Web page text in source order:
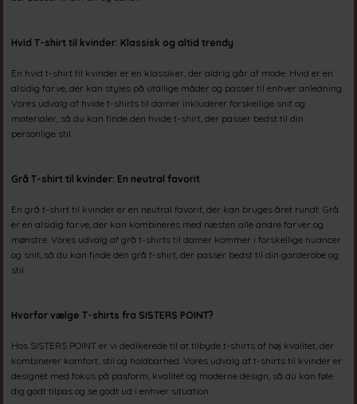
Hvid T-shirt til kvinder: Klassisk og altid trendy
En hvid t-shirt til kvinder er en klassiker, der aldrig går af mode. Hvid er en
alsidig farve, der kan styles på utallige måder og passer til enhver anledning.
Vores udvalg af hvide t-shirts til damer inkluderer forskellige snit og
materialer, så du kan finde den hvide t-shirt, der passer bedst til din
personlige stil.
Grå T-shirt til kvinder: En neutral favorit
En grå t-shirt til kvinder er en neutral favorit, der kan bruges året rundt. Grå
er en alsidig farve, der kan kombineres med næsten alle andre farver og
mønstre. Vores udvalg af grå t-shirts til damer kommer i forskellige nuancer
og snit, så du kan finde den grå t-shirt, der passer bedst til din garderobe og
stil.
Hvorfor vælge T-shirts fra SISTERS POINT?
Hos SISTERS POINT er vi dedikerede til at tilbyde t-shirts af høj kvalitet, der
kombinerer komfort, stil og holdbarhed. Vores udvalg af t-shirts til kvinder er
designet med fokus på pasform, kvalitet og moderne design, så du kan føle
dig godt tilpas og se godt ud i enhver situation.